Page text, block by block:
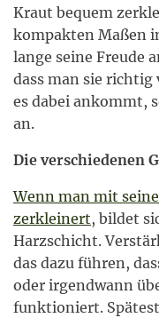
Kraut bequem
kompakten Maßen
lange seine Freude
dass man sie
es dabei ankommt,
an.
Die verschiedenen
Wenn man mit
zerkleinert, bildet
Harzschicht.
das dazu führen,
oder irgendwann
funktioniert.